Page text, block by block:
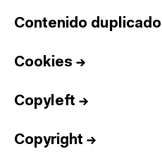
Contenido duplicado
Cookies →
Copyleft →
Copyright →